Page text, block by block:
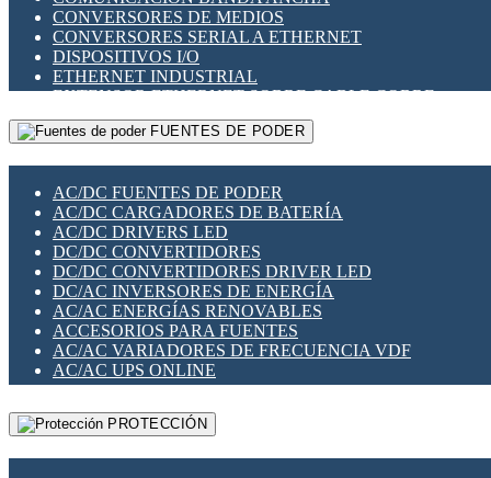
RELÉS AUTOMOTRICES
RELÉS DE SEÑAL
RELÉS DE ESTADO SÓLIDO SSR
RELÉS INDUSTRIALES
RELÉS MINIATURA DE POTENCIA
SENSORES MAGNÉTICOS
SWITCH Y MICROSWITCH
TARJETAS PI
UNIÓN Y DERIVACIÓN DE CABLE
CONVERSORES DE MEDIOS
CONVERSORES SERIAL A ETHERNET
DISPOSITIVOS I/O
ETHERNET INDUSTRIAL
EXTENSOR ETHERNET SOBRE CABLE COBRE
GATEWAY LORAWAN
GESTIÓN DE REDES
PLACAS MODULARES IOT
SWITCHES Y REDES WIFI
SOLUCIONES IOT
SOLUCIONES LORAWAN
SOLUCIONES RED CELULAR
SEGURIDAD PARA REDES
SWITCHES LAN
TELEFONÍA IP (VOIP)
VIGILANCIA IP (CCTV)
MESHTASTIC
FUENTES DE PODER
AC/DC FUENTES DE PODER
AC/DC CARGADORES DE BATERÍA
AC/DC DRIVERS LED
DC/DC CONVERTIDORES
DC/DC CONVERTIDORES DRIVER LED
DC/AC INVERSORES DE ENERGÍA
AC/AC ENERGÍAS RENOVABLES
ACCESORIOS PARA FUENTES
AC/AC VARIADORES DE FRECUENCIA VDF
AC/AC UPS ONLINE
PROTECCIÓN